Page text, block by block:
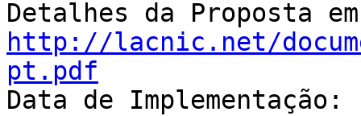
http://lacnic.net/
pt.pdf
Data de Implementação: